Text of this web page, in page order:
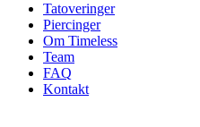
Tatoveringer
Piercinger
Om Timeless
Team
FAQ
Kontakt